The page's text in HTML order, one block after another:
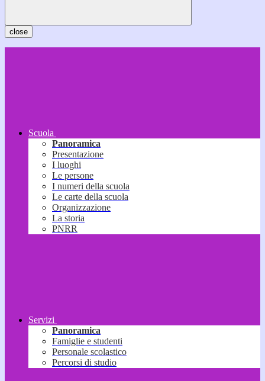
close
Scuola
Panoramica
Presentazione
I luoghi
Le persone
I numeri della scuola
Le carte della scuola
Organizzazione
La storia
PNRR
Servizi
Panoramica
Famiglie e studenti
Personale scolastico
Percorsi di studio